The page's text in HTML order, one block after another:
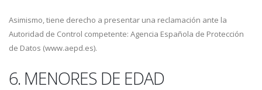
Asimismo, tiene derecho a presentar una reclamación ante la
Autoridad de Control competente: Agencia Española de Protección
de Datos (www.aepd.es).
6. MENORES DE EDAD